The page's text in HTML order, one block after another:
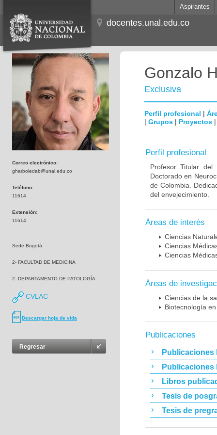
Aspirantes
docentes.unal.edu.co
Correo electrónico:
gharboledab@unal.edu.co
Teléfono:
11614
Extensión:
11614
Sede Bogotá
2- FACULTAD DE MEDICINA
2- DEPARTAMENTO DE PATOLOGÍA
CVLAC
Descargar hoja de vida
Regresar
Gonzalo
Exclusiva
Perfil profesional |
| Grupos | Proyectos
Perfil profesional
Profesor Titular
Doctorado en
de Colombia.
del envejecimiento.
Áreas de interés
Ciencias
Ciencias
Ciencias
Áreas de
Ciencias de la
Biotecnología
Publicaciones
Publicaciones
Publicaciones
Libros
Tesis de
Tesis de